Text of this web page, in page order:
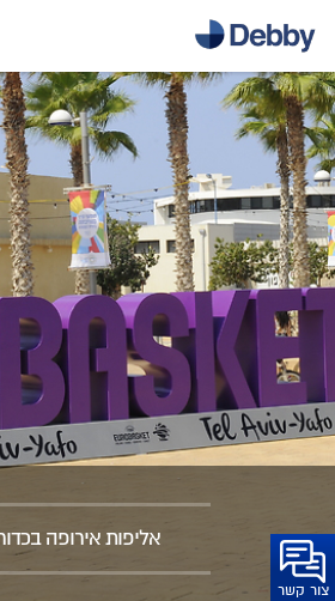
דלג
לתוכן
הראשי
דלג
לכותרת
התחתונה
צור קשר
יורובאסקט
2017
אליפות אירופה